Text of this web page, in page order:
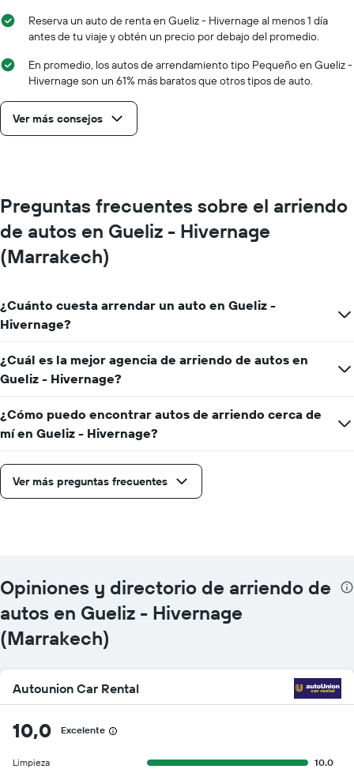
Reserva un auto de renta en Gueliz - Hivernage al menos 1 día
antes de tu viaje y obtén un precio por debajo del promedio.
En promedio, los autos de arrendamiento tipo Pequeño en Gueliz -
Hivernage son un 61% más baratos que otros tipos de auto.
Ver más consejos
Preguntas frecuentes sobre el arriendo
de autos en Gueliz - Hivernage
(Marrakech)
¿Cuánto cuesta arrendar un auto en Gueliz -
Hivernage?
¿Cuál es la mejor agencia de arriendo de autos en
Gueliz - Hivernage?
¿Cómo puedo encontrar autos de arriendo cerca de
mí en Gueliz - Hivernage?
Ver más preguntas frecuentes
Opiniones y directorio de arriendo de
autos en Gueliz - Hivernage
(Marrakech)
Autounion Car Rental
10,0 Excelente
Limpieza
10.0